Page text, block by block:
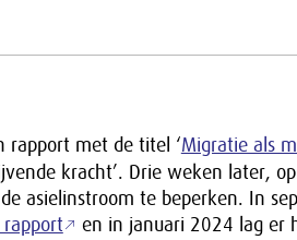
rapport met de titel ‘Migratie als
kracht’. Drie weken later,
asielinstroom te beperken. In
en in januari 2024 lag er